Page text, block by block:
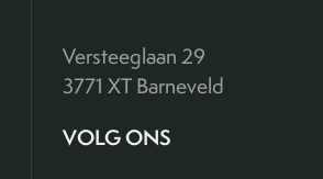
Versteeglaan 29
3771 XT Barneveld
VOLG ONS